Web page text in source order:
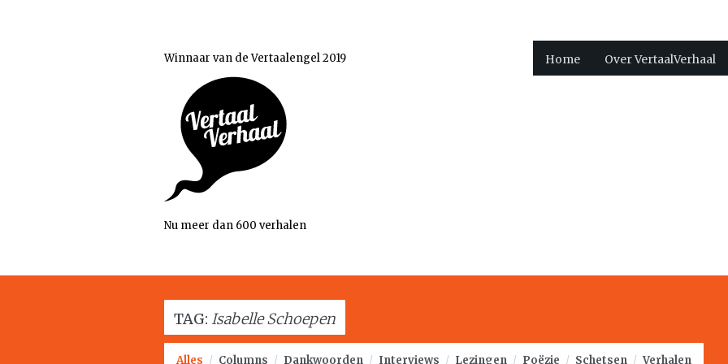
Winnaar van de Vertaalengel 2019
Nu meer dan 600 verhalen
Home Over VertaalVerhaal
TAG: Isabelle Schoepen
Alles / Columns / Dankwoorden / Interviews / Lezingen / Poëzie / Schetsen / Verhalen